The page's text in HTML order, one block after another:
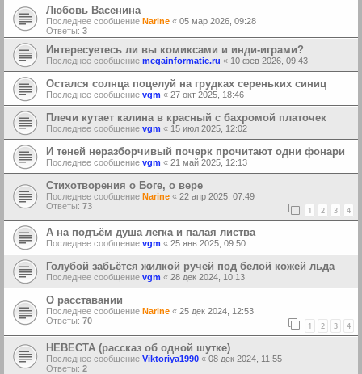
Любовь Васенина
Последнее сообщение Narine « 05 мар 2026, 09:28
Ответы: 3
Интересуетесь ли вы комиксами и инди-играми?
Последнее сообщение megainformatic.ru « 10 фев 2026, 09:43
Остался солнца поцелуй на грудках сереньких синиц
Последнее сообщение vgm « 27 окт 2025, 18:46
Плечи кутает калина в красный с бахромой платочек
Последнее сообщение vgm « 15 июл 2025, 12:02
И теней неразборчивый почерк прочитают одни фонари
Последнее сообщение vgm « 21 май 2025, 12:13
Стихотворения о Боге, о вере
Последнее сообщение Narine « 22 апр 2025, 07:49
Ответы: 73 1 2 3 4
А на подъём душа легка и палая листва
Последнее сообщение vgm « 25 янв 2025, 09:50
Голубой забьётся жилкой ручей под белой кожей льда
Последнее сообщение vgm « 28 дек 2024, 10:13
О расставании
Последнее сообщение Narine « 25 дек 2024, 12:53
Ответы: 70 1 2 3 4
НЕВЕСТА (рассказ об одной шутке)
Последнее сообщение Viktoriya1990 « 08 дек 2024, 11:55
Ответы: 2